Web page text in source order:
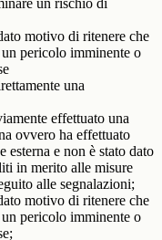
un rischio di
motivo di ritenere che
pericolo imminente o
una
effettuato una
ovvero ha effettuato
esterna e non è stato dato
in merito alle misure
alle segnalazioni;
motivo di ritenere che
pericolo imminente o